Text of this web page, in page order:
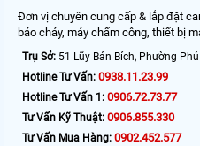
Đơn vị chuyên cung cấp & lắp đặt
báo cháy, máy chấm công, thiết bị
Trụ Sở: 51 Lũy Bán Bích, Phường
Hotline Tư Vấn: 0938.11.23.99
Hotline Tư Vấn 1: 0906.72.73.77
Tư Vấn Kỹ Thuật: 0906.855.330
Tư Vấn Mua Hàng: 0902.452.577